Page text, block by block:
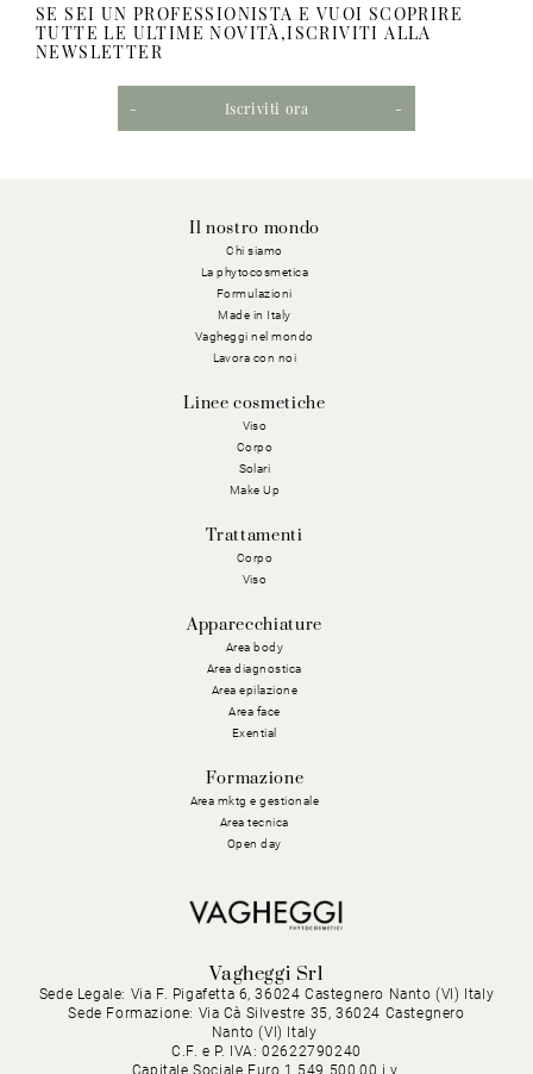
SE SEI UN PROFESSIONISTA E VUOI SCOPRIRE
TUTTE LE ULTIME NOVITÀ,ISCRIVITI ALLA
NEWSLETTER
Iscriviti ora
Il nostro mondo
Chi siamo
La phytocosmetica
Formulazioni
Made in Italy
Vagheggi nel mondo
Lavora con noi
Linee cosmetiche
Viso
Corpo
Solari
Make Up
Trattamenti
Corpo
Viso
Apparecchiature
Area body
Area diagnostica
Area epilazione
Area face
Exential
Formazione
Area mktg e gestionale
Area tecnica
Open day
Vagheggi Srl
Sede Legale: Via F. Pigafetta 6, 36024 Castegnero Nanto (VI) Italy
Sede Formazione: Via Cà Silvestre 35, 36024 Castegnero
Nanto (VI) Italy
C.F. e P. IVA: 02622790240
Capitale Sociale Euro 1.549.500,00 i.v.